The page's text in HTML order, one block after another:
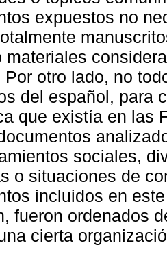
expuestos no
materiales
Por otro lado, no
del español, para
que existía en las
sociales,
o situaciones de
incluidos en
fueron ordenados
cierta